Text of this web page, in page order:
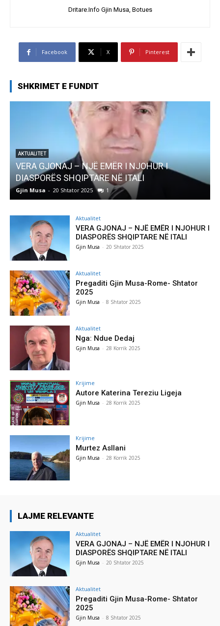
Dritare.Info Gjin Musa, Botues
Facebook X Pinterest
SHKRIMET E FUNDIT
AKTUALITET
Pregaditi Gjin Musa-Rome- Shtator 2025
Gjin Musa 8 Shtator 2025 0
Aktualitet
VERA GJONAJ – NJË EMËR I NJOHUR I
DIASPORËS SHQIPTARE NË ITALI
Gjin Musa - 20 Shtator 2025
Aktualitet
Pregaditi Gjin Musa-Rome- Shtator
2025
Gjin Musa - 8 Shtator 2025
Aktualitet
Nga: Ndue Dedaj
Gjin Musa - 28 Korrik 2025
Krijime
Autore Katerina Tereziu Ligeja
Gjin Musa - 28 Korrik 2025
Krijime
Murtez Asllani
Gjin Musa - 28 Korrik 2025
LAJME RELEVANTE
Aktualitet
VERA GJONAJ – NJË EMËR I NJOHUR I
DIASPORËS SHQIPTARE NË ITALI
Gjin Musa - 20 Shtator 2025
Aktualitet
Pregaditi Gjin Musa-Rome- Shtator
2025
Gjin Musa - 8 Shtator 2025